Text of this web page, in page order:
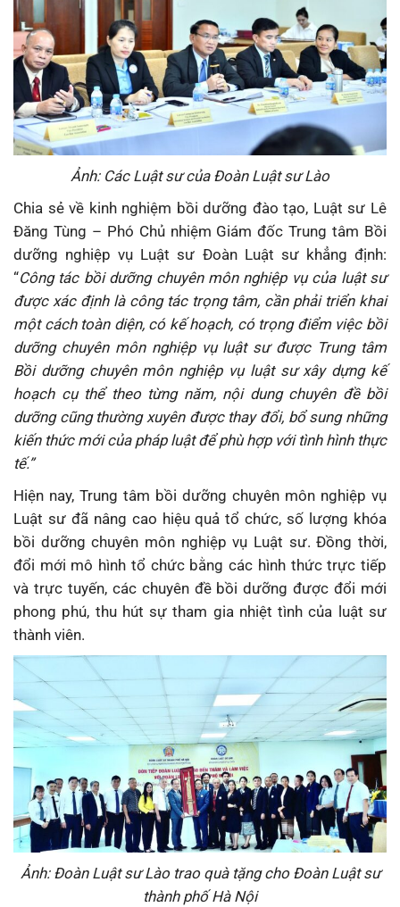
Ảnh: Các Luật sư của Đoàn Luật sư Lào
Chia sẻ về kinh nghiệm bồi dưỡng đào tạo, Luật sư Lê
Đăng Tùng – Phó Chủ nhiệm Giám đốc Trung tâm Bồi
dưỡng nghiệp vụ Luật sư Đoàn Luật sư khẳng định:
“Công tác bồi dưỡng chuyên môn nghiệp vụ của luật sư
được xác định là công tác trọng tâm, cần phải triển khai
một cách toàn diện, có kế hoạch, có trọng điểm việc bồi
dưỡng chuyên môn nghiệp vụ luật sư được Trung tâm
Bồi dưỡng chuyên môn nghiệp vụ luật sư xây dựng kế
hoạch cụ thể theo từng năm, nội dung chuyên đề bồi
dưỡng cũng thường xuyên được thay đổi, bổ sung những
kiến thức mới của pháp luật để phù hợp với tình hình thực
tế.”
Hiện nay, Trung tâm bồi dưỡng chuyên môn nghiệp vụ
Luật sư đã nâng cao hiệu quả tổ chức, số lượng khóa
bồi dưỡng chuyên môn nghiệp vụ Luật sư. Đồng thời,
đổi mới mô hình tổ chức bằng các hình thức trực tiếp
và trực tuyến, các chuyên đề bồi dưỡng được đổi mới
phong phú, thu hút sự tham gia nhiệt tình của luật sư
thành viên.
Ảnh: Đoàn Luật sư Lào trao quà tặng cho Đoàn Luật sư
thành phố Hà Nội